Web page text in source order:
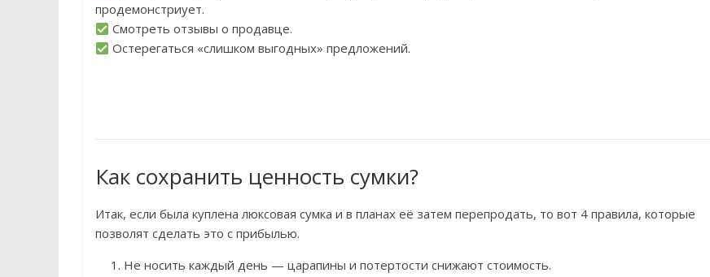
продемонстриует.
Смотреть отзывы о продавце.
Остерегаться «слишком выгодных» предложений.
Как сохранить ценность сумки?
Итак, если была куплена люксовая сумка и в планах её затем перепродать, то вот 4 правила, которые
позволят сделать это с прибылью.
Не носить каждый день — царапины и потертости снижают стоимость.